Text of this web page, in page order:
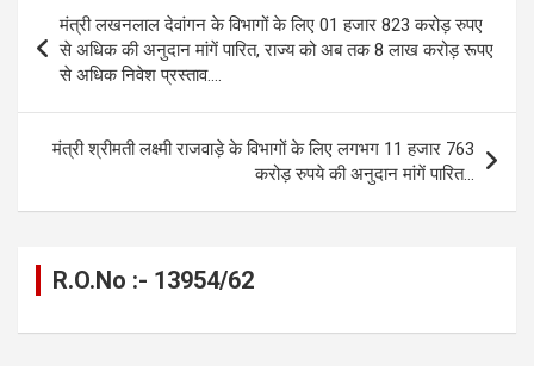
o
o
k
g
er
A
p
p
a
n
navigation
मंत्री लखनलाल देवांगन के विभागों के लिए 01 हजार 823 करोड़ रुपए
से अधिक की अनुदान मांगें पारित, राज्य को अब तक 8 लाख करोड़ रूपए
से अधिक निवेश प्रस्ताव….
मंत्री श्रीमती लक्ष्मी राजवाड़े के विभागों के लिए लगभग 11 हजार 763
करोड़ रुपये की अनुदान मांगें पारित…
R.O.No :- 13954/62